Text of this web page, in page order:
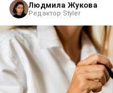
Людмила Жукова
Редактор Styler